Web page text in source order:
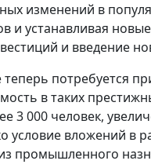
изменений в
и устанавливая
и введение
теперь
в таких
3 000 человек,
условие вложений в
промышленного